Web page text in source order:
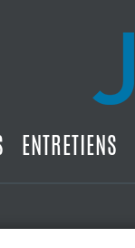
ENTRETIENS